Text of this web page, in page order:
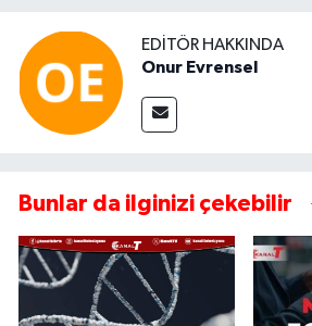
EDITÖR HAKKINDA
Onur Evrensel
Bunlar da ilginizi çekebilir